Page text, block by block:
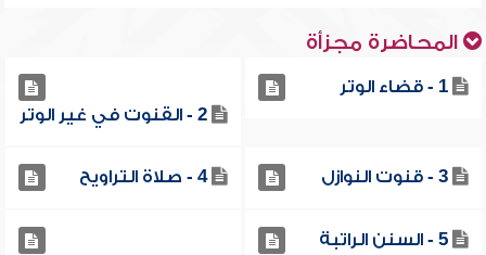
المحاضرة مجزأة
1 - قضاء الوتر
2 - القنوت في غير الوتر
3 - قنوت النوازل 4 - صلاة التراويح
5 - السنن الراتبة